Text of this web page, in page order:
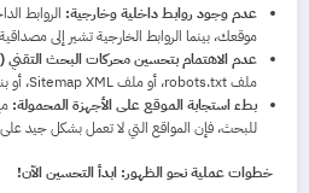
عدم وجود روابط داخلية وخارجية: الروابط
موقعك، بينما الروابط الخارجية تشير إلى
عدم الاهتمام بتحسين محركات البحث التقني (Technical SEO):
ملف robots.txt، أو ملف Sitemap XML، أو بنية الروابط الدائمة.
بطء استجابة الموقع على الأجهزة المحمولة:
للبحث، فإن المواقع التي لا تعمل بشكل جيد على
خطوات عملية نحو الظهور: ابدأ التحسين الآن!